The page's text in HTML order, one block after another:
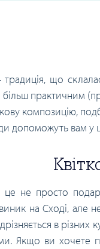
традиція, що
більш практичним
композицію,
допоможуть вам у
не просто
на Сході, але
в
Якщо ви хочете